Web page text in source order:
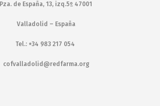
Pza. de España, 13, izq.5º 47001
Valladolid – España
Tel.: +34 983 217 054
cofvalladolid@redfarma.org